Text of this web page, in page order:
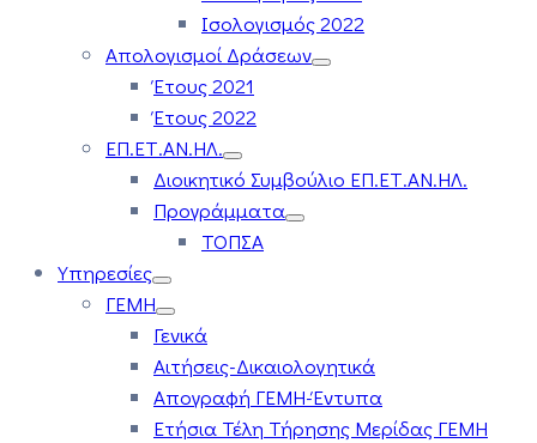
Ισολογισμός 2022
Απολογισμοί Δράσεων
Έτους 2021
Έτους 2022
ΕΠ.ΕΤ.ΑΝ.ΗΛ.
Διοικητικό Συμβούλιο ΕΠ.ΕΤ.ΑΝ.ΗΛ.
Προγράμματα
ΤΟΠΣΑ
Υπηρεσίες
ΓΕΜΗ
Γενικά
Αιτήσεις-Δικαιολογητικά
Απογραφή ΓΕΜΗ-Έντυπα
Ετήσια Τέλη Τήρησης Μερίδας ΓΕΜΗ